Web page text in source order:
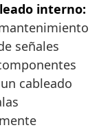
interno:
señales
cableado